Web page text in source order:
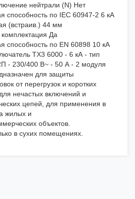
нейтрали (N) Нет
способность по IEC 60947-2 6 кА
(встраив.) 44 мм
Да
способность по EN 60898 10 кА
TX3 6000 - 6 кА - тип
- 230/400 В~ - 50 А - 2 модуля
для защиты
от перегрузок и коротких
нечастых включений и
цепей, для применения в
жилых и
объектов.
в сухих помещениях.